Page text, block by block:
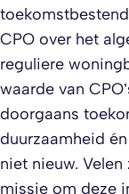
CPO over het
reguliere
waarde van
doorgaans
duurzaamheid
niet nieuw.
missie om deze